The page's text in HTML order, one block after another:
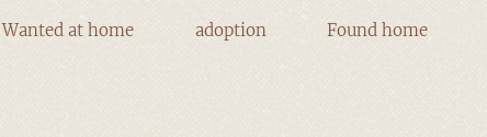
Wanted at home adoption Found home